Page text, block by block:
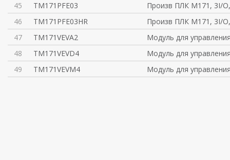
45
TM171PFE03
Произв ПЛК М171, 3I/
46
TM171PFE03HR
Произв ПЛК М171, 3I/
47
TM171VEVA2
Модуль для
48
TM171VEVD4
Модуль для
49
TM171VEVM4 Модуль для